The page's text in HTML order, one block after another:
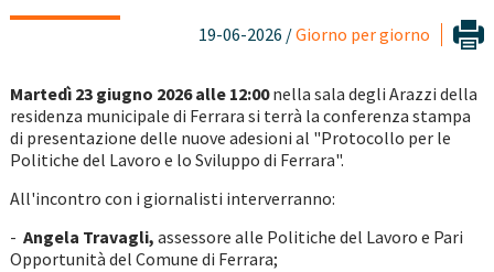
19-06-2026 /Giorno per giorno
Martedì 23 giugno 2026 alle 12:00nella sala degli Arazzi della
residenza municipale di Ferrara si terrà la conferenza stampa
di presentazione delle nuove adesioni al "Protocollo per le
Politiche del Lavoro e lo Sviluppo di Ferrara".
All'incontro con i giornalisti interverranno:
- Angela Travagli, assessore alle Politiche del Lavoro e Pari
Opportunità del Comune di Ferrara;